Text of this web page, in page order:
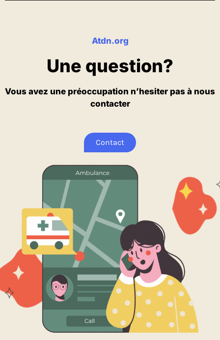
Atdn.org
Une question?
Vous avez une préoccupation n’hesiter pas à nous
contacter
Contact